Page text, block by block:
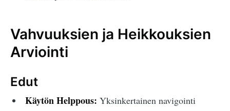
Vahvuuksien ja Heikkouksien
Arviointi
Edut
Käytön Helppous: Yksinkertainen navigointi